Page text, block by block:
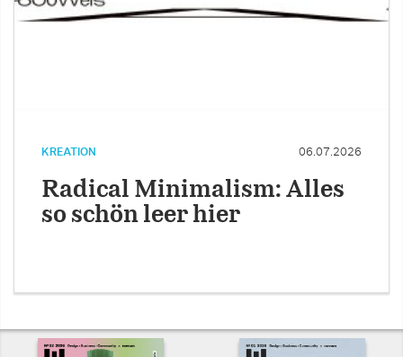
KREATION 06.07.2026
Radical Minimalism: Alles
so schön leer hier